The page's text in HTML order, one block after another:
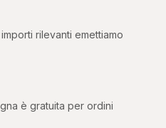
rilevanti emettiamo
è gratuita per ordini